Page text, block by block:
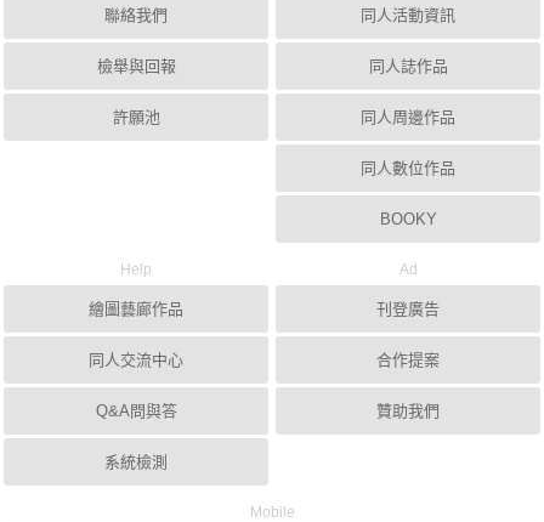
聯絡我們
檢舉與回報
許願池
同人活動資訊
同人誌作品
同人周邊作品
同人數位作品
BOOKY
Help
繪圖藝廊作品
同人交流中心
Q&A問與答
系統檢測
Ad
刊登廣告
合作提案
贊助我們
Mobile